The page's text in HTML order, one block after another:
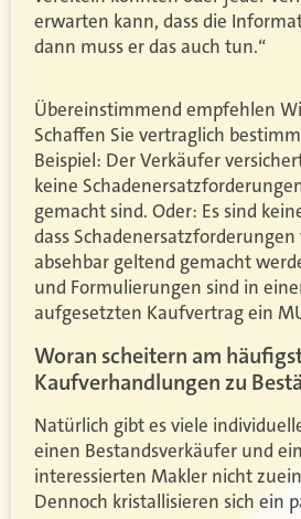
erwarten kann, dass die
dann muss er das auch tun.“
Übereinstimmend empfehlen
Schaffen Sie vertraglich
Beispiel: Der Verkäufer
keine
gemacht sind. Oder: Es sind
dass Schadenersatzforderungen
absehbar geltend gemacht
und Formulierungen sind in
aufgesetzten Kaufvertrag ein
Woran scheitern am
Kaufverhandlungen zu
Natürlich gibt es viele
einen Bestandsverkäufer und
interessierten Makler nicht
Dennoch kristallisieren sich ein